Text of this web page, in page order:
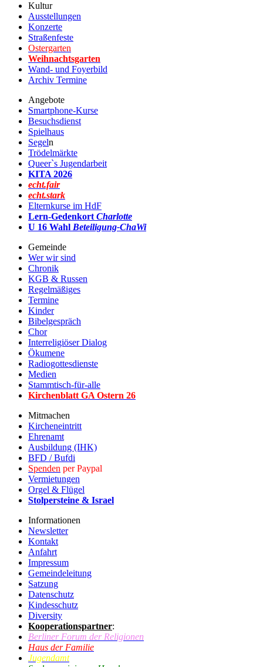
Kultur
Ausstellungen
Konzerte
Straßenfeste
Ostergarten
Weihnachtsgarten
Wand- und Foyerbild
Archiv Termine
Angebote
Smartphone-Kurse
Besuchsdienst
Spielhaus
Segeln
Trödelmärkte
Queer`s Jugendarbeit
KITA 2026
echt.fair
echt.stark
Elternkurse im HdF
Lern-Gedenkort Charlotte
U 16 Wahl Beteiligung-ChaWi
Gemeinde
Wer wir sind
Chronik
KGB & Russen
Regelmäßiges
Termine
Kinder
Bibelgespräch
Chor
Interreligiöser Dialog
Ökumene
Radiogottesdienste
Medien
Stammtisch-für-alle
Kirchenblatt GA Ostern 26
Mitmachen
Kircheneintritt
Ehrenamt
Ausbildung (IHK)
BFD / Bufdi
Spenden per Paypal
Vermietungen
Orgel & Flügel
Stolpersteine & Israel
Informationen
Newsletter
Kontakt
Anfahrt
Impressum
Gemeindeleitung
Satzung
Datenschutz
Kindesschutz
Diversity
Kooperationspartner:
Berliner Forum der Religionen
Haus der Familie
Jugendamt